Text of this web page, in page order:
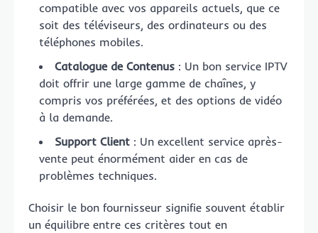
compatible avec vos appareils actuels, que ce
soit des téléviseurs, des ordinateurs ou des
téléphones mobiles.
Catalogue de Contenus : Un bon service IPTV
doit offrir une large gamme de chaînes, y
compris vos préférées, et des options de vidéo
à la demande.
Support Client : Un excellent service après-
vente peut énormément aider en cas de
problèmes techniques.
Choisir le bon fournisseur signifie souvent établir
un équilibre entre ces critères tout en